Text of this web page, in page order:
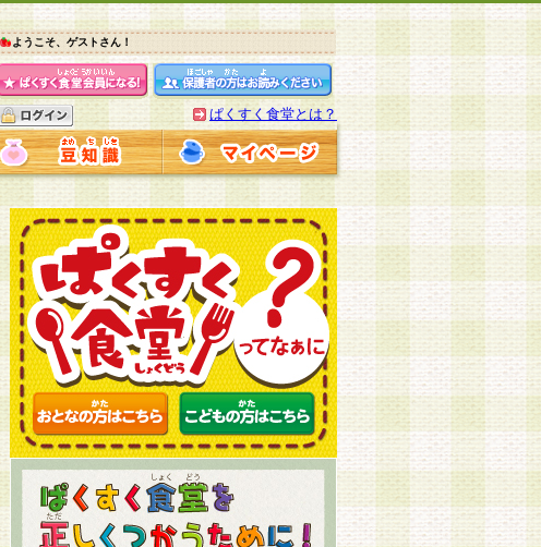
ようこそ、ゲストさん！
ぱくすく食堂とは？